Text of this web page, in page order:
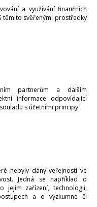
a využívání finančních
těmito svěřenými prostředky
partnerům a dalším
informace odpovídající
s účetními principy.
nebyly dány veřejnosti ve
Jedná se například o
jejím zařízení, technologii,
a o výzkumné či